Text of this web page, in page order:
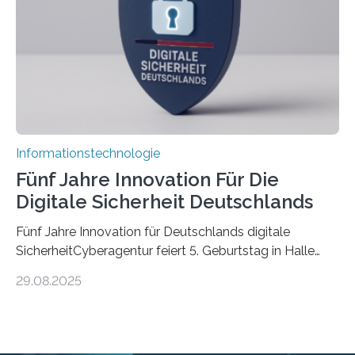
die mittels Sensoren ihre Umgebung erfassen,
Informationen verarbeiten und häufig auch mit…
Informationstechnologie
Fünf Jahre Innovation Für Die
Digitale Sicherheit Deutschlands
Fünf Jahre Innovation für Deutschlands digitale
SicherheitCyberagentur feiert 5. Geburtstag in Halle
ErfolgeDie Agentur für Innovation in der
29.08.2025